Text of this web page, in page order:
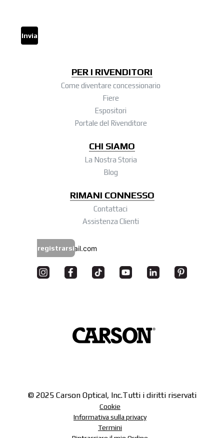
Invia
PER I RIVENDITORI
Come diventare concessionario
Fiere
Espositori
Portale del Rivenditore
CHI SIAMO
La Nostra Storia
Blog
RIMANI CONNESSO
Contattaci
Assistenza Clienti
registrarsi
© 2025 Carson Optical, Inc.Tutti i diritti riservati
Cookie
Informativa sulla privacy
Termini